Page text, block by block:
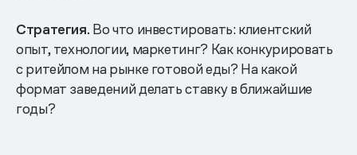
Стратегия. Во что инвестировать: клиентский
опыт, технологии, маркетинг? Как конкурировать
с ритейлом на рынке готовой еды? На какой
формат заведений делать ставку в ближайшие
годы?